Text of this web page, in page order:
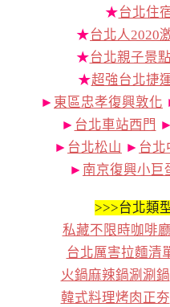
★台北住
★台北人2020
★台北親子景
★超強台北捷
► 東區忠孝復興敦化
► 台北車站西門 ►
► 台北松山 ► 台北
► 南京復興小巨
>>>台北類
私藏不限時咖啡廳
台北厲害拉麵清
火鍋麻辣鍋涮涮鍋
韓式料理烤肉正夯